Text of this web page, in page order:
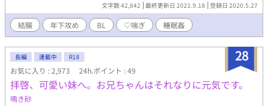
文字数 42,842 最終更新日 2021.9.18 登録日 2020.5.27
結腸 年下攻め BL ♡喘ぎ 睡眠姦
28
長編 連載中 R18
お気に入り : 2,973 24h.ポイント : 49
拝啓、可愛い妹へ。お兄ちゃんはそれなりに元気です。
鳴き砂